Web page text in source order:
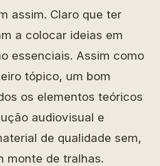
assim. Claro que ter
a colocar ideias em
essenciais. Assim como
tópico, um bom
os elementos teóricos
audiovisual e
de qualidade sem,
monte de tralhas.